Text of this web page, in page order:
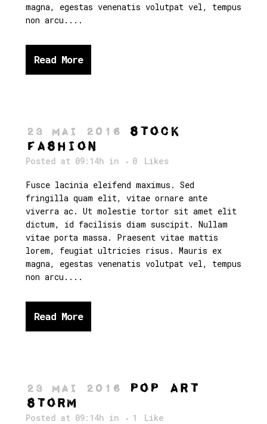
magna, egestas venenatis volutpat vel, tempus
non arcu....
Read More
23 Mai 2016
Stock
Fashion
Posted at 09:14h in 0 Likes
Fusce lacinia eleifend maximus. Sed
fringilla quam elit, vitae ornare ante
viverra ac. Ut molestie tortor sit amet elit
dictum, id facilisis diam suscipit. Nullam
vitae porta massa. Praesent vitae mattis
lorem, feugiat ultricies risus. Mauris ex
magna, egestas venenatis volutpat vel, tempus
non arcu....
Read More
23 Mai 2016
Pop Art
Storm
Posted at 09:14h in 1 Like